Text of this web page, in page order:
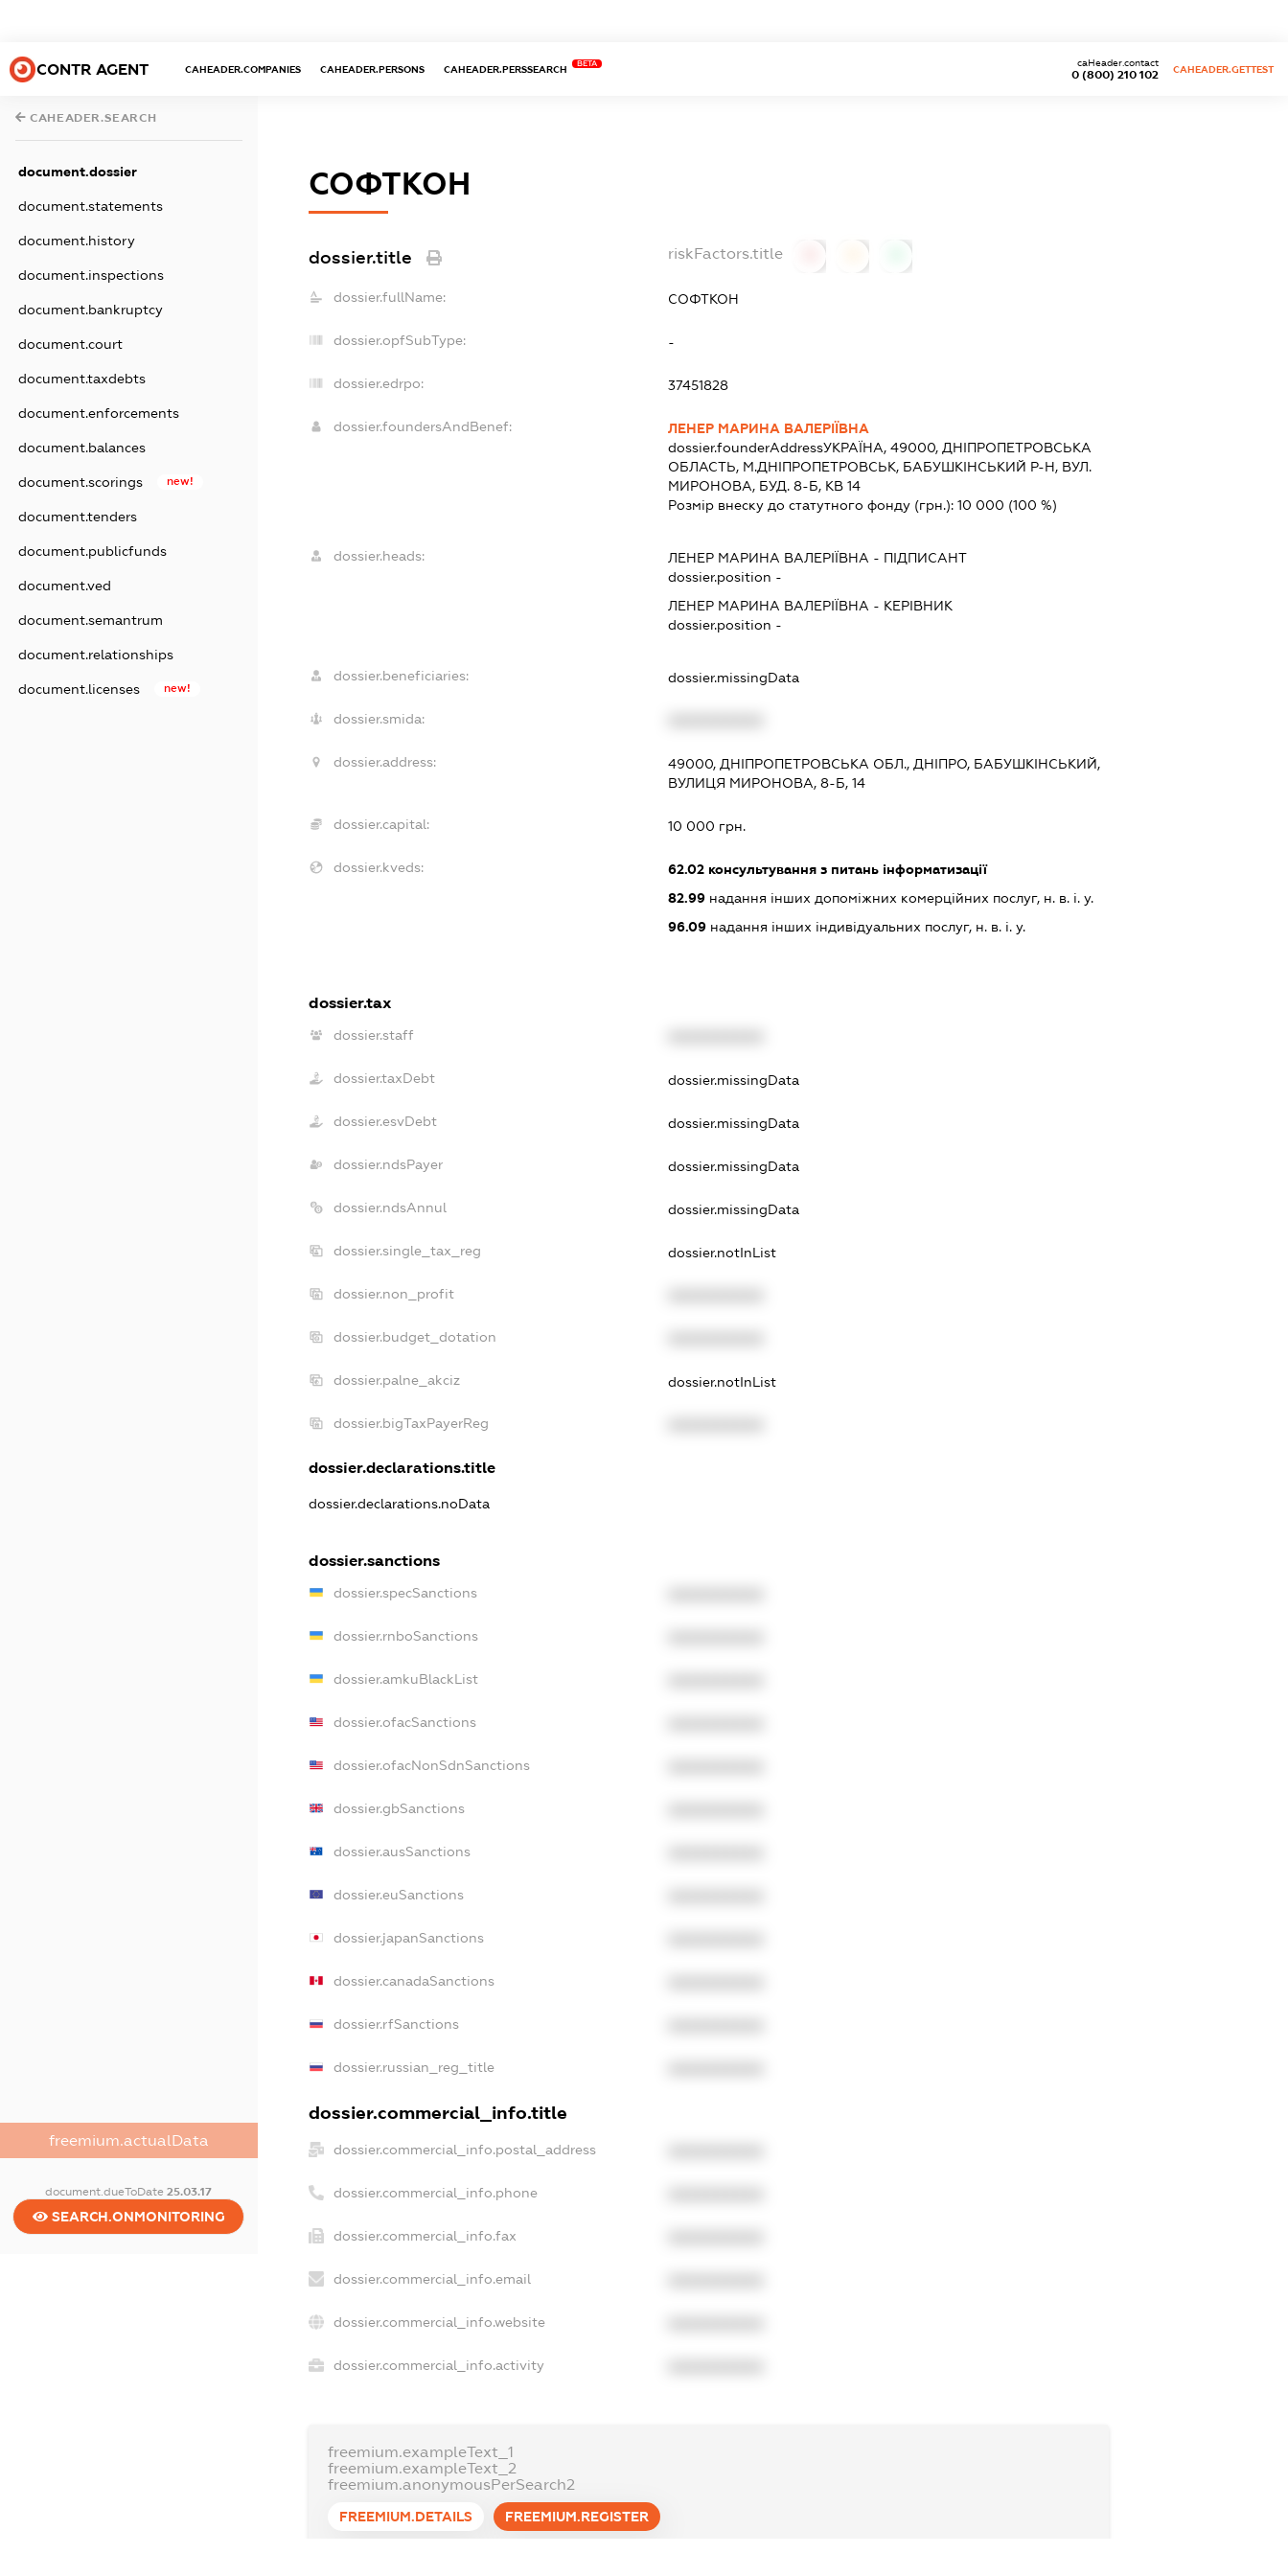
CONTR AGENT CAHEADER.COMPANIES CAHEADER.PERSONS CAHEADER.PERSSEARCH
BETA
0 (800) 210 102
caHeader.contact
CAHEADER.GETTEST
CAHEADER.SEARCH
document.dossier
document.statements
document.history
document.inspections
document.bankruptcy
document.court
document.taxdebts
document.enforcements
document.balances
document.scorings new!
document.tenders
document.publicfunds
document.ved
document.semantrum
document.relationships
document.licenses new!
freemium.actualData
document.dueToDate25.03.17
SEARCH.ONMONITORING
СОФТКОН
dossier.title riskFactors.title
dossier.fullName: СОФТКОН
dossier.opfSubType: -
dossier.edrpo: 37451828
dossier.foundersAndBenef:
ЛЕНЕР МАРИНА ВАЛЕРІЇВНА
dossier.founderAddressУКРАЇНА, 49000, ДНIПРОПЕТРОВСЬКА
ОБЛАСТЬ, М.ДНІПРОПЕТРОВСЬК, БАБУШКІНСЬКИЙ Р-Н, ВУЛ.
МИРОНОВА, БУД. 8-Б, КВ 14
Розмір внеску до статутного фонду (грн.):10 000 (100 %)
dossier.heads: ЛЕНЕР МАРИНА ВАЛЕРІЇВНА - ПІДПИСАНТ
dossier.position -
ЛЕНЕР МАРИНА ВАЛЕРІЇВНА - КЕРІВНИК
dossier.position -
dossier.beneficiaries: dossier.missingData
dossier.smida:
dossier.address:
49000, ДНІПРОПЕТРОВСЬКА ОБЛ., ДНІПРО, БАБУШКІНСЬКИЙ,
ВУЛИЦЯ МИРОНОВА, 8-Б, 14
dossier.capital: 10 000 грн.
dossier.kveds: 62.02 консультування з питань інформатизації
82.99 надання інших допоміжних комерційних послуг, н. в. і. у.
96.09 надання інших індивідуальних послуг, н. в. і. у.
dossier.tax
dossier.staff
dossier.taxDebt dossier.missingData
dossier.esvDebt dossier.missingData
dossier.ndsPayer dossier.missingData
dossier.ndsAnnul dossier.missingData
dossier.single_tax_reg dossier.notInList
dossier.non_profit
dossier.budget_dotation
dossier.palne_akciz dossier.notInList
dossier.bigTaxPayerReg
dossier.declarations.title
dossier.declarations.noData
dossier.sanctions
dossier.specSanctions
dossier.rnboSanctions
dossier.amkuBlackList
dossier.ofacSanctions
dossier.ofacNonSdnSanctions
dossier.gbSanctions
dossier.ausSanctions
dossier.euSanctions
dossier.japanSanctions
dossier.canadaSanctions
dossier.rfSanctions
dossier.russian_reg_title
dossier.commercial_info.title
dossier.commercial_info.postal_address
dossier.commercial_info.phone
dossier.commercial_info.fax
dossier.commercial_info.email
dossier.commercial_info.website
dossier.commercial_info.activity
freemium.exampleText_1
freemium.exampleText_2
freemium.anonymousPerSearch2
FREEMIUM.DETAILS FREEMIUM.REGISTER